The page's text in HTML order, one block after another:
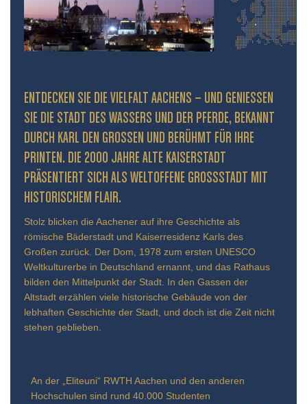
ENTDECKEN SIE DIE VIELFALT AACHENS – UND GENIESSEN S
IE DIE STADT DES WASSERS UND DER PFERDE, BEKANNT D
URCH KARL DEN GROSSEN UND BERÜHMT FÜR IHRE PR
INTEN. DIE 2000 JAHRE ALTE KAISERSTADT PR
ÄSENTIERT SICH ALS WELTOFFENE GROSSSTADT MIT HIS
TORISCHEM FLAIR.
Stolz blicken die Aachener auf ihre Geschichte als
römische Bäderstadt und Kaiserresidenz Karls des
Großen zurück. Der Dom, 1978 zum ersten UNESCO
Weltkulturerbe in Deutschland ernannt, und das Rathaus
bilden den Mittelpunkt der Stadt. In den Gassen der
Altstadt erzählen viele historische Gebäude von der
lebhaften Geschichte der Stadt, und doch ist die Zeit nicht
stehen geblieben.
An der „Eliteuni“ RWTH Aachen und den anderen
Hochschulen sind rund 40.000 Studenten